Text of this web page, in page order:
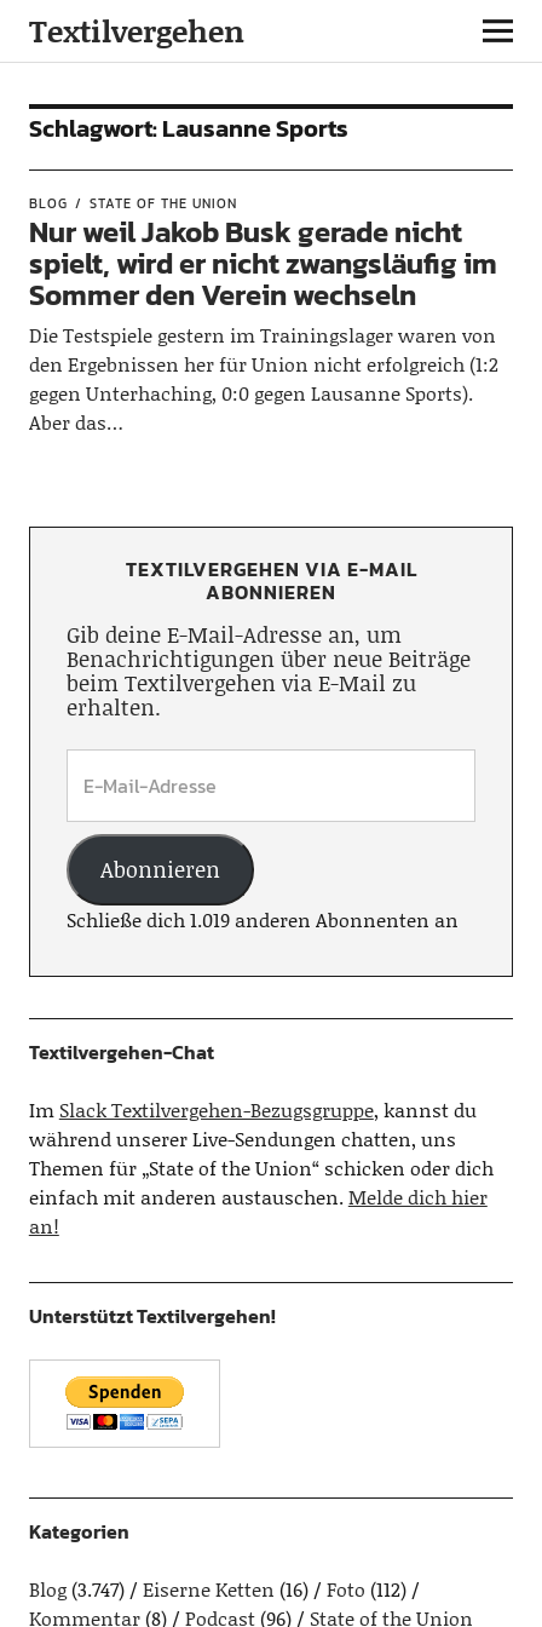
Textilvergehen
Schlagwort:Lausanne Sports
BLOG STATE OF THE UNION
Nur weil Jakob Busk gerade nicht
spielt, wird er nicht zwangsläufig im
Sommer den Verein wechseln
Die Testspiele gestern im Trainingslager waren von
den Ergebnissen her für Union nicht erfolgreich (1:2
gegen Unterhaching, 0:0 gegen Lausanne Sports).
Aber das…
TEXTILVERGEHEN VIA E-MAIL
ABONNIEREN
Gib deine E-Mail-Adresse an, um
Benachrichtigungen über neue Beiträge
beim Textilvergehen via E-Mail zu
erhalten.
Abonnieren
Schließe dich 1.019 anderen Abonnenten an
Textilvergehen-Chat
Im Slack Textilvergehen-Bezugsgruppe, kannst du
während unserer Live-Sendungen chatten, uns
Themen für „State of the Union“ schicken oder dich
einfach mit anderen austauschen.Melde dich hier
an!
Unterstützt Textilvergehen!
Kategorien
Blog(3.747) Eiserne Ketten (16) Foto (112)
Kommentar(8) Podcast(96) State of the Union